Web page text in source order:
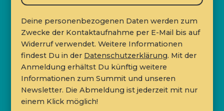
Deine personenbezogenen Daten werden zum
Zwecke der Kontaktaufnahme per E-Mail bis auf
Widerruf verwendet. Weitere Informationen
findest Du in der Datenschutzerklärung. Mit der
Anmeldung erhältst Du künftig weitere
Informationen zum Summit und unseren
Newsletter. Die Abmeldung ist jederzeit mit nur
einem Klick möglich!